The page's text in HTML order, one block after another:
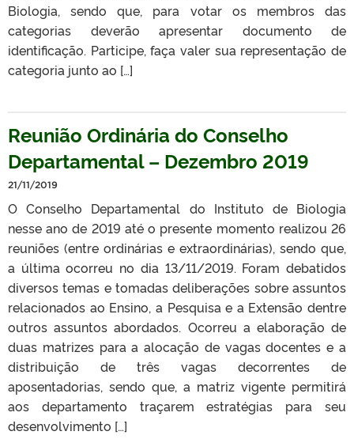
Biologia, sendo que, para votar os membros das
categorias deverão apresentar documento de
identificação. Participe, faça valer sua representação de
categoria junto ao […]
Reunião Ordinária do Conselho
Departamental – Dezembro 2019
21/11/2019
O Conselho Departamental do Instituto de Biologia
nesse ano de 2019 até o presente momento realizou 26
reuniões (entre ordinárias e extraordinárias), sendo que,
a última ocorreu no dia 13/11/2019. Foram debatidos
diversos temas e tomadas deliberações sobre assuntos
relacionados ao Ensino, a Pesquisa e a Extensão dentre
outros assuntos abordados. Ocorreu a elaboração de
duas matrizes para a alocação de vagas docentes e a
distribuição de três vagas decorrentes de
aposentadorias, sendo que, a matriz vigente permitirá
aos departamento traçarem estratégias para seu
desenvolvimento […]